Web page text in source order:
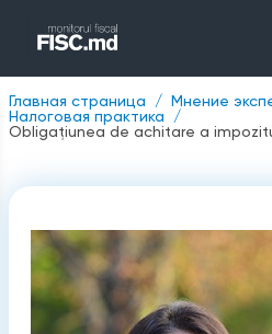
Главная страница
Мнение
Налоговая практика
Obligațiunea de achitare a